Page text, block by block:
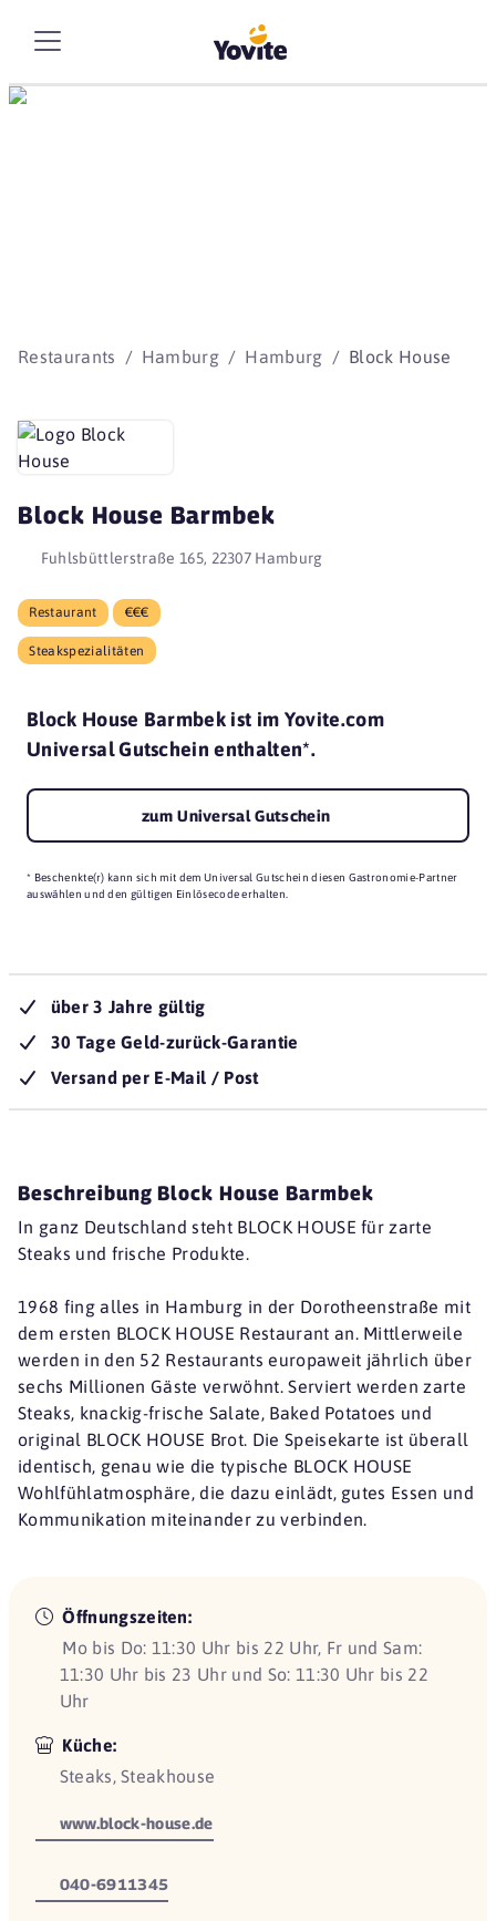
Restaurants Hamburg Hamburg Block House
Block House Barmbek
Fuhlsbüttlerstraße 165, 22307 Hamburg
Restaurant €€€
Steakspezialitäten
Block House Barmbek ist im Yovite.com
Universal Gutschein enthalten*.
zum Universal Gutschein
* Beschenkte(r) kann sich mit dem Universal Gutschein diesen Gastronomie-Partner
auswählen und den gültigen Einlösecode erhalten.
über 3 Jahre gültig
30 Tage Geld-zurück-Garantie
Versand per E-Mail / Post
Beschreibung Block House Barmbek
In ganz Deutschland steht BLOCK HOUSE für zarte
Steaks und frische Produkte.
1968 fing alles in Hamburg in der Dorotheenstraße mit
dem ersten BLOCK HOUSE Restaurant an. Mittlerweile
werden in den 52 Restaurants europaweit jährlich über
sechs Millionen Gäste verwöhnt. Serviert werden zarte
Steaks, knackig-frische Salate, Baked Potatoes und
original BLOCK HOUSE Brot. Die Speisekarte ist überall
identisch, genau wie die typische BLOCK HOUSE
Wohlfühlatmosphäre, die dazu einlädt, gutes Essen und
Kommunikation miteinander zu verbinden.
Öffnungszeiten:
Mo bis Do: 11:30 Uhr bis 22 Uhr, Fr und Sam:
11:30 Uhr bis 23 Uhr und So: 11:30 Uhr bis 22
Uhr
Küche:
Steaks, Steakhouse
www.block-house.de
040-6911345